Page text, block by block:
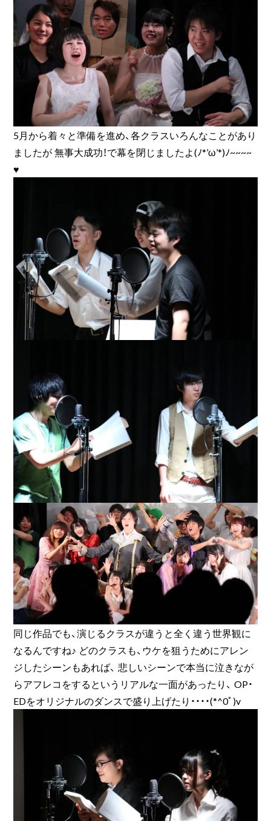
5月から着々と準備を進め、各クラスいろんなことがあり
ましたが 無事大成功！で幕を閉じましたよ(ﾉ*’ω’*)ﾉ~~~~
♥
同じ作品でも、演じるクラスが違うと全く違う世界観に
なるんですね♪ どのクラスも、ウケを狙うためにアレン
ジしたシーンもあれば、 悲しいシーンで本当に泣きなが
らアフレコをするというリアルな一面があったり、 OP・
EDをオリジナルのダンスで盛り上げたり・・・・(*^0ﾟ)v